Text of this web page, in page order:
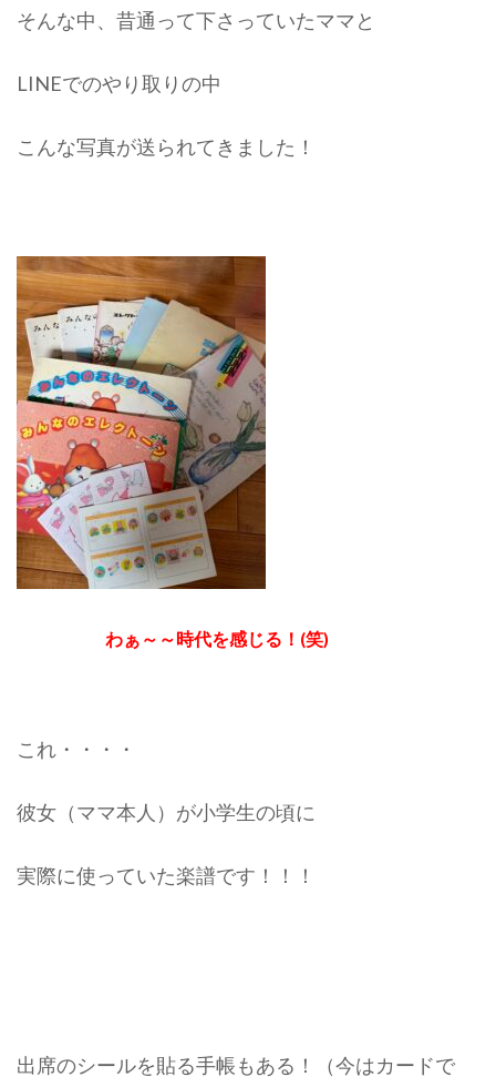
そんな中、昔通って下さっていたママと
LINEでのやり取りの中
こんな写真が送られてきました！
わぁ～～時代を感じる！(笑)
これ・・・・
彼女（ママ本人）が小学生の頃に
実際に使っていた楽譜です！！！
出席のシールを貼る手帳もある！（今はカードで